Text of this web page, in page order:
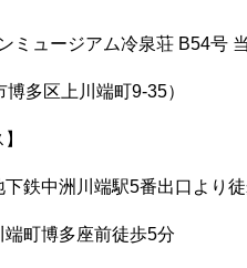
ージアム冷泉荘 B54号
博多区上川端町9-35）
下鉄中洲川端駅5番出口より
端町博多座前徒歩5分